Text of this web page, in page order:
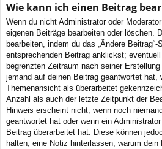
Wie kann ich einen Beitrag
Wenn du nicht Administrator oder
eigenen Beiträge bearbeiten oder löschen.
bearbeiten, indem du das „Ändere
entsprechenden Beitrag anklickst;
begrenzten Zeitraum nach seiner
jemand auf deinen Beitrag geantwortet hat,
Themenansicht als überarbeitet
Anzahl als auch der letzte Zeitpunkt der
Hinweis erscheint nicht, wenn noch
geantwortet hat oder wenn ein
Beitrag überarbeitet hat. Diese können
halten, eine Notiz hinterlassen, warum dein